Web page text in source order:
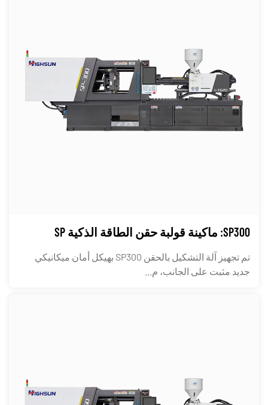
SP300: ماكينة قولبة حقن الطاقة الذكية SP
تم تجهيز آلة التشكيل بالحقن SP300 بهيكل أمان ميكانيكي
جديد مثبت على الجانب، م...